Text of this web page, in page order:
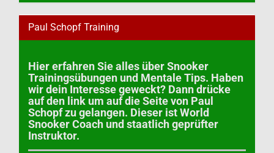
Paul Schopf Training
Hier erfahren Sie alles über Snooker
Trainingsübungen und Mentale Tips. Haben
wir dein Interesse geweckt? Dann drücke
auf den link um auf die Seite von Paul
Schopf zu gelangen. Dieser ist World
Snooker Coach und staatlich geprüfter
Instruktor.